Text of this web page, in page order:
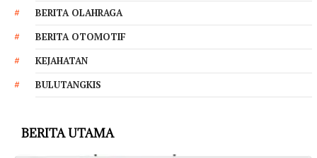
BERITA OLAHRAGA
BERITA OTOMOTIF
KEJAHATAN
BULUTANGKIS
BERITA UTAMA